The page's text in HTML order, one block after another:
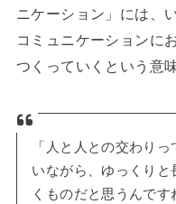
ニケーション」には、
コミュニケーションに
つくっていくという意
「人と人との交わり
いながら、ゆっくりと
くものだと思うんで